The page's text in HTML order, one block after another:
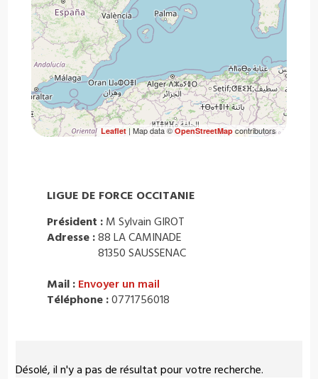
Désolé, il n'y a pas de résultat pour votre recherche.
Leaflet| Map data ©OpenStreetMapcontributors
LIGUE DE FORCE OCCITANIE
Président : M Sylvain GIROT
Adresse :88 LA CAMINADE
81350 SAUSSENAC
Mail : Envoyer un mail
Téléphone :0771756018